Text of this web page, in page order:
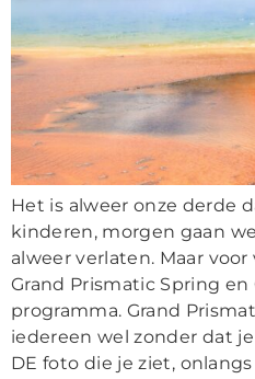
Het is alweer onze derde
kinderen, morgen gaan
alweer verlaten. Maar
Grand Prismatic Spring
programma. Grand
iedereen wel zonder dat
DE foto die je ziet,